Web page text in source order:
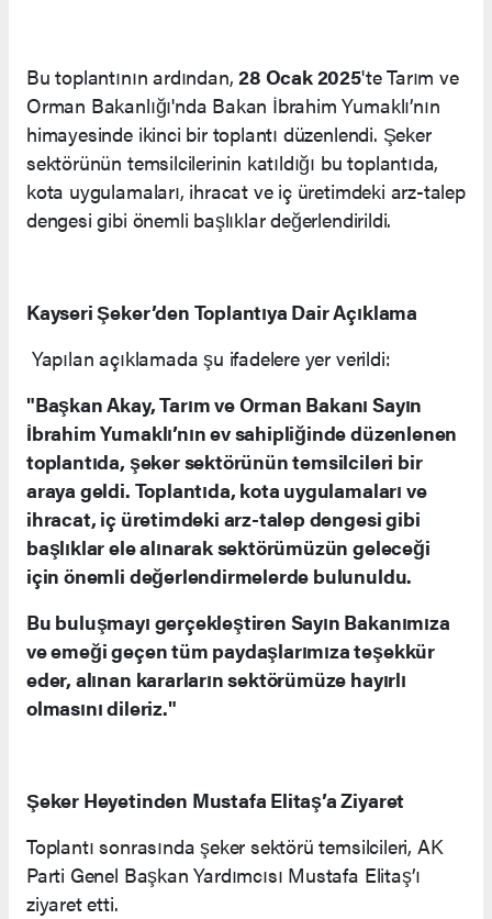
Bu toplantının ardından,28 Ocak 2025'te Tarım ve
Orman Bakanlığı'nda Bakan İbrahim Yumaklı’nın
himayesinde ikinci bir toplantı düzenlendi. Şeker
sektörünün temsilcilerinin katıldığı bu toplantıda,
kota uygulamaları, ihracat ve iç üretimdeki arz-talep
dengesi gibi önemli başlıklar değerlendirildi.
Kayseri Şeker’den Toplantıya Dair Açıklama
Yapılan açıklamada şu ifadelere yer verildi:
"Başkan Akay, Tarım ve Orman Bakanı Sayın
İbrahim Yumaklı’nın ev sahipliğinde düzenlenen
toplantıda, şeker sektörünün temsilcileri bir
araya geldi. Toplantıda, kota uygulamaları ve
ihracat, iç üretimdeki arz-talep dengesi gibi
başlıklar ele alınarak sektörümüzün geleceği
için önemli değerlendirmelerde bulunuldu.
Bu buluşmayı gerçekleştiren Sayın Bakanımıza
ve emeği geçen tüm paydaşlarımıza teşekkür
eder, alınan kararların sektörümüze hayırlı
olmasını dileriz."
Şeker Heyetinden Mustafa Elitaş’a Ziyaret
Toplantı sonrasında şeker sektörü temsilcileri, AK
Parti Genel Başkan Yardımcısı Mustafa Elitaş’ı
ziyaret etti.